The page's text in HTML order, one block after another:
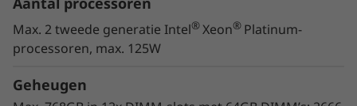
Workload-optimized support
Nieuwe tweede generatie
Max. 2 tweede generatie Intel®Xeon® Platinum-
processoren, max. 125W
Geheugen